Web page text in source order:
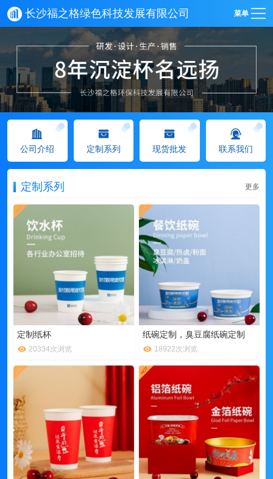
长沙福之格绿色科技发展有限公司 菜单
公司介绍 定制系列 现货批发 联系我们
定制系列 更多
定制纸杯
20334次浏览
纸碗定制，臭豆腐纸碗定制
18922次浏览